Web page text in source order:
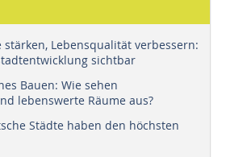
stärken, Lebensqualität verbessern:
sichtbar
Bauen: Wie sehen
lebenswerte Räume aus?
Städte haben den höchsten